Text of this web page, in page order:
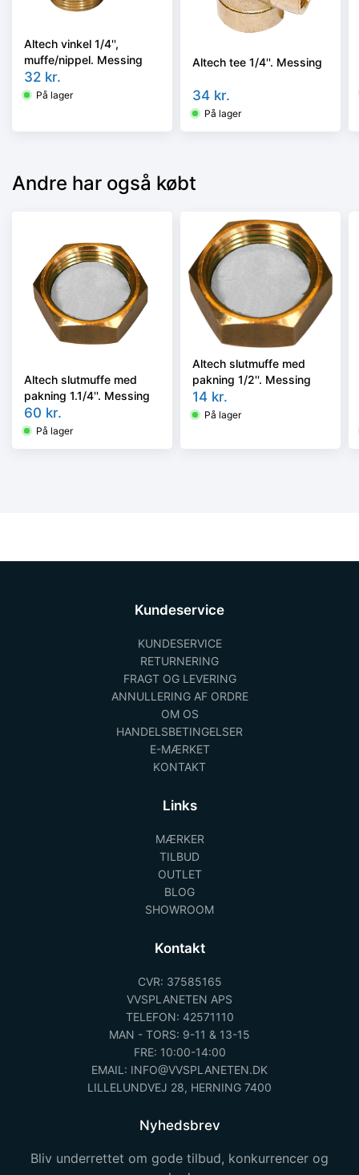
Altech vinkel 1/4'',
muffe/nippel. Messing
32 kr.
På lager
Altech tee 1/4''. Messing
34 kr.
På lager
Andre har også købt
Altech slutmuffe med
pakning 1.1/4''. Messing
60 kr.
På lager
Altech slutmuffe med
pakning 1/2''. Messing
14 kr.
På lager
Kundeservice
KUNDESERVICE
RETURNERING
FRAGT OG LEVERING
ANNULLERING AF ORDRE
OM OS
HANDELSBETINGELSER
E-MÆRKET
KONTAKT
Links
MÆRKER
TILBUD
OUTLET
BLOG
SHOWROOM
Kontakt
CVR: 37585165
VVSPLANETEN APS
TELEFON: 42571110
MAN - TORS: 9-11 & 13-15
FRE: 10:00-14:00
EMAIL: INFO@VVSPLANETEN.DK
LILLELUNDVEJ 28, HERNING 7400
Nyhedsbrev
Bliv underrettet om gode tilbud, konkurrencer og